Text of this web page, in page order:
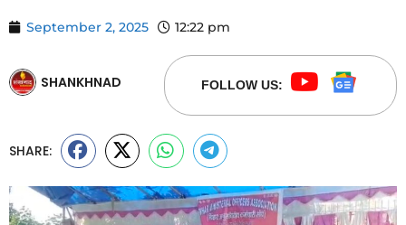
September 2, 2025 12:22 pm
SHANKHNAD FOLLOW US:
SHARE: